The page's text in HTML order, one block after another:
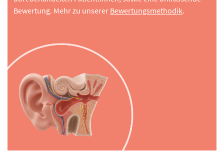
Bewertung. Mehr zu unserer Bewertungsmethodik.